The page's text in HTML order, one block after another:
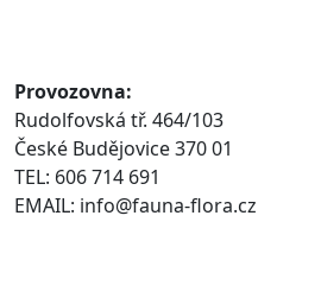
Provozovna:
Rudolfovská tř. 464/103
České Budějovice 370 01
TEL: 606 714 691
EMAIL: info@fauna-flora.cz